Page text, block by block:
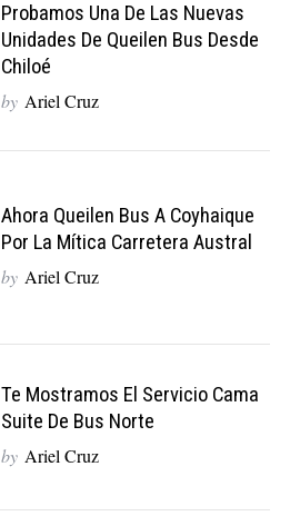
Probamos Una De Las Nuevas
Unidades De Queilen Bus Desde
Chiloé
by Ariel Cruz
Ahora Queilen Bus A Coyhaique
Por La Mítica Carretera Austral
by Ariel Cruz
Te Mostramos El Servicio Cama
Suite De Bus Norte
by Ariel Cruz